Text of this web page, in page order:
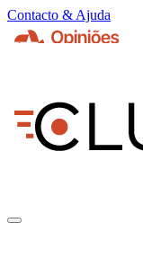
Contacto & Ajuda